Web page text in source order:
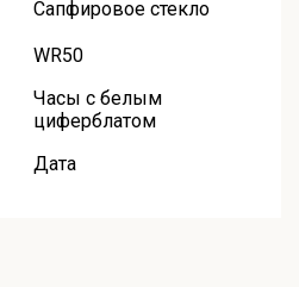
Сапфировое стекло
WR50
Часы с белым
циферблатом
Дата